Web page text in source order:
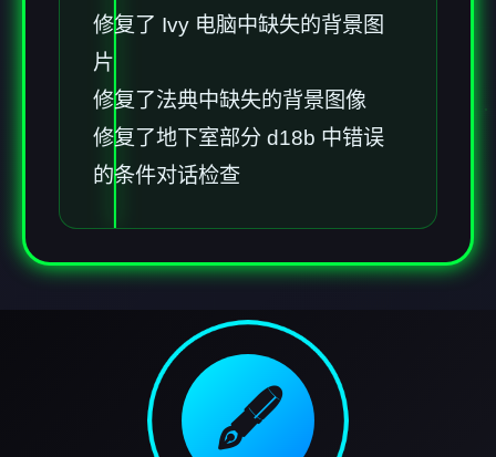
修复了 Ivy 电脑中缺失的背景图
片
修复了法典中缺失的背景图像
修复了地下室部分 d18b 中错误
的条件对话检查
🖋️